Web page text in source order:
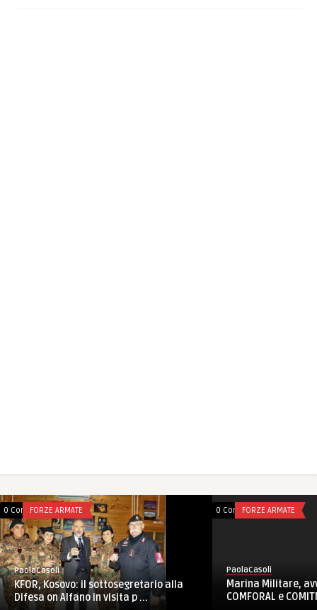
0 CommentsFORZE ARMATE
PaolaCasoli
KFOR, Kosovo: il sottosegretario alla
Difesa on Alfano in visita p ...
0 CommentsFORZE ARMATE
PaolaCasoli
Marina Militare,
COMFORAL e